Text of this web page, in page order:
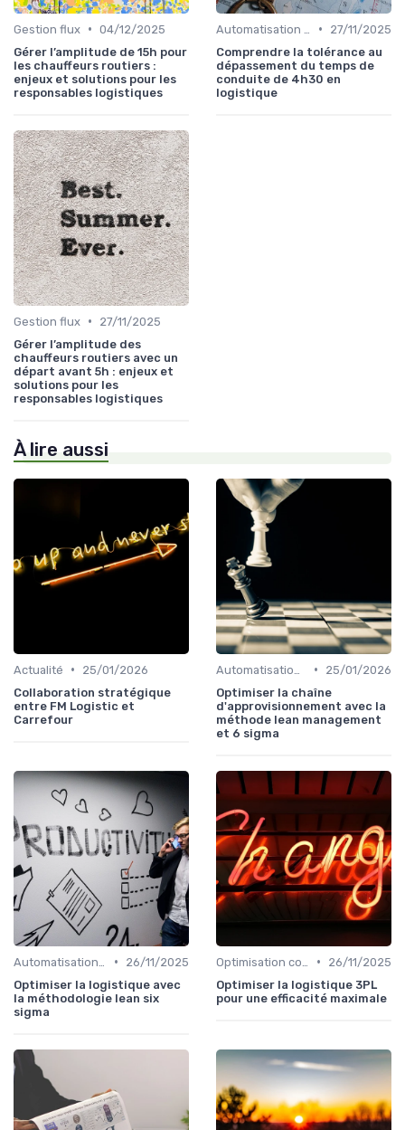
Gestion flux • 04/12/2025
Gérer l’amplitude de 15h pour
les chauffeurs routiers :
enjeux et solutions pour les
responsables logistiques
•
27/11/2025
Comprendre la tolérance au
dépassement du temps de
conduite de 4h30 en
logistique
Gestion flux •
27/11/2025
Gérer l’amplitude des
chauffeurs routiers avec un
départ avant 5h : enjeux et
solutions pour les
responsables logistiques
À lire aussi
Actualité •
25/01/2026
Collaboration stratégique
entre FM Logistic et
Carrefour
•
25/01/2026
Optimiser la chaîne
d'approvisionnement avec la
méthode lean management
et 6 sigma
•
26/11/2025
Optimiser la logistique avec
la méthodologie lean six
sigma
•
26/11/2025
Optimiser la logistique 3PL
pour une efficacité maximale